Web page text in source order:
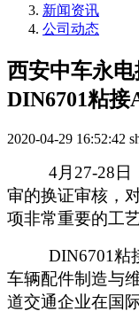
新闻资讯
公司动态
西安中车永
DIN6701粘接
2020-04-29 16:52:42
4月27-28日
审的换证审核，
项非常重要的工
DIN6701粘
车辆配件制造与
道交通企业在国